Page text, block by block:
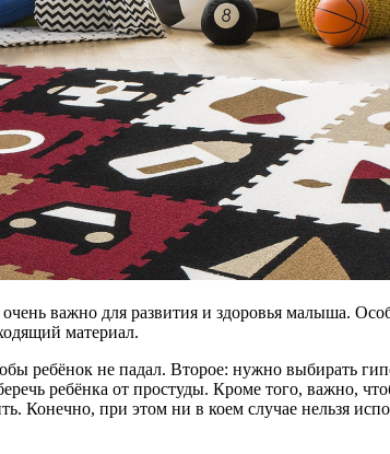
важно для развития и здоровья малыша.
материал.
ребёнок не падал. Второе: нужно выбирать
ребёнка от простуды. Кроме того, важно,
Конечно, при этом ни в коем случае нельзя